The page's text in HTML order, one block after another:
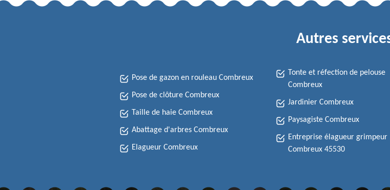
Autres
Pose de gazon en rouleau Combreux
Pose de clôture Combreux
Taille de haie Combreux
Abattage d'arbres Combreux
Elagueur Combreux
Tonte et réfection de pelouse
Combreux
Jardinier Combreux
Paysagiste Combreux
Entreprise élagueur grimpeur
Combreux 45530